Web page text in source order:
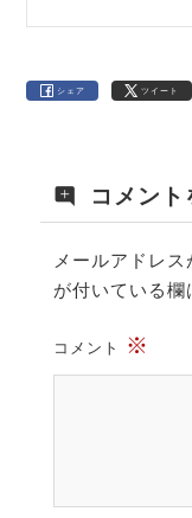
シェア ツイート
コメント
メールアドレ
が付いている欄
コメント ※